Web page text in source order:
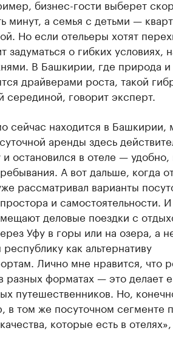
бизнес-гости выберет
минут, а семья с детьми —
Но если отельеры хотят
задуматься о гибких условиях,
В Башкирии, где природа и
драйверами роста, такой
серединой, говорит эксперт.
сейчас находится в Башкирии,
аренды здесь
остановился в отеле — удобно,
А вот дальше, когда
рассматривал варианты
и самостоятельности. И
деловые поездки с
Уфу в горы или на озера, а
как альтернативу
Лично мне нравится, что
разных форматах — это делает
путешественников. Но,
в том же посуточном сегменте
которые есть в